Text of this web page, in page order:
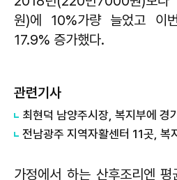
원)에 10%가량 늘었고 이
17.9% 증가했다.
관련기사
가정에서 하는 산후조리엔